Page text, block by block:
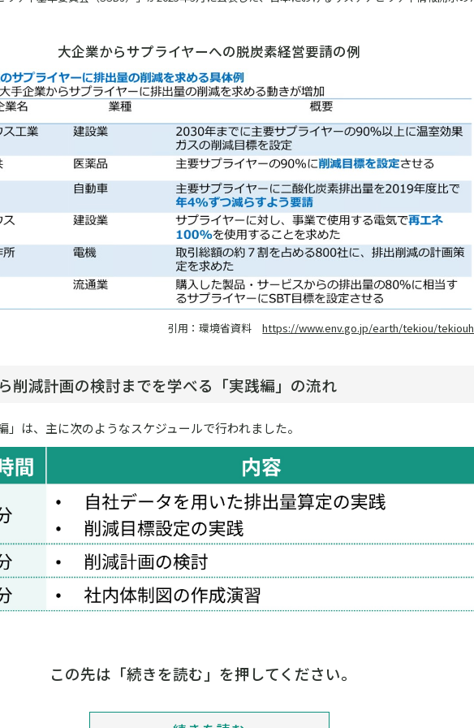
大企業からサプライヤーへの脱炭素経営要請の例
引用：環境省資料https://www.env.go.jp/earth/tekiou/
削減計画の検討までを学べる「実践編」の流れ
」は、主に次のようなスケジュールで行われました。
この先は「続きを読む」を押してください。